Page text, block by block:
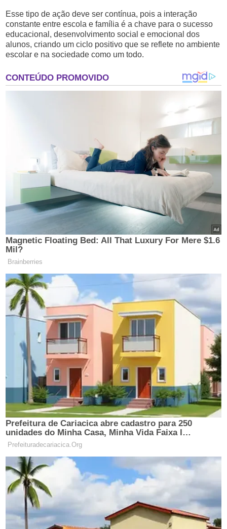
Esse tipo de ação deve ser contínua, pois a interação
constante entre escola e família é a chave para o sucesso
educacional, desenvolvimento social e emocional dos
alunos, criando um ciclo positivo que se reflete no ambiente
escolar e na sociedade como um todo.